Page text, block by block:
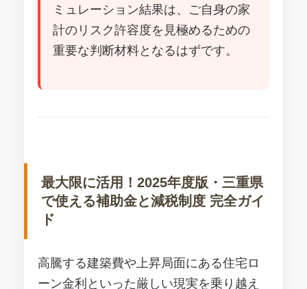
ミュレーション結果は、ご自身の家
計のリスク許容度を見極めるための
重要な判断材料となるはずです。
最大限に活用！2025年度版・三重県
で使える補助金と減税制度 完全ガイ
ド
高騰する建築費や上昇局面にある住宅ロ
ーン金利といった厳しい現実を乗り越え